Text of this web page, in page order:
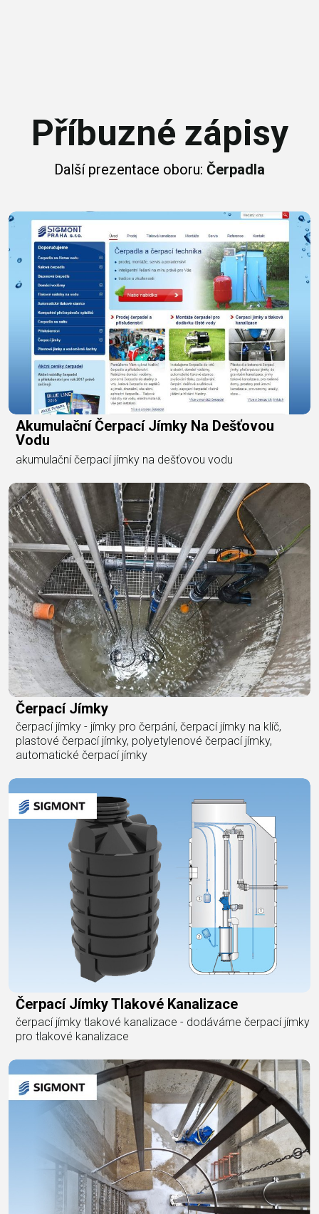
Příbuzné zápisy
Další prezentace oboru: Čerpadla
Akumulační Čerpací Jímky Na Dešťovou
Vodu
akumulační čerpací jímky na dešťovou vodu
Čerpací Jímky
čerpací jímky - jímky pro čerpání, čerpací jímky na klíč,
plastové čerpací jímky, polyetylenové čerpací jímky,
automatické čerpací jímky
Čerpací Jímky Tlakové Kanalizace
čerpací jímky tlakové kanalizace - dodáváme čerpací jímky
pro tlakové kanalizace